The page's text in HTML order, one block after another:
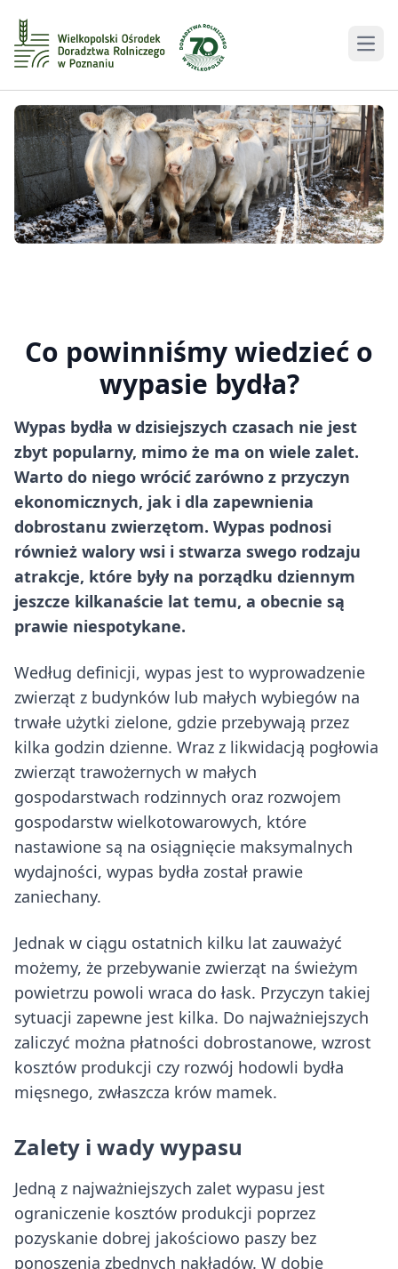
Co powinniśmy wiedzieć o
wypasie bydła?
Wypas bydła w dzisiejszych czasach nie jest
zbyt popularny, mimo że ma on wiele zalet.
Warto do niego wrócić zarówno z przyczyn
ekonomicznych, jak i dla zapewnienia
dobrostanu zwierzętom. Wypas podnosi
również walory wsi i stwarza swego rodzaju
atrakcje, które były na porządku dziennym
jeszcze kilkanaście lat temu, a obecnie są
prawie niespotykane.
Według definicji, wypas jest to wyprowadzenie
zwierząt z budynków lub małych wybiegów na
trwałe użytki zielone, gdzie przebywają przez
kilka godzin dzienne. Wraz z likwidacją pogłowia
zwierząt trawożernych w małych
gospodarstwach rodzinnych oraz rozwojem
gospodarstw wielkotowarowych, które
nastawione są na osiągnięcie maksymalnych
wydajności, wypas bydła został prawie
zaniechany.
Jednak w ciągu ostatnich kilku lat zauważyć
możemy, że przebywanie zwierząt na świeżym
powietrzu powoli wraca do łask. Przyczyn takiej
sytuacji zapewne jest kilka. Do najważniejszych
zaliczyć można płatności dobrostanowe, wzrost
kosztów produkcji czy rozwój hodowli bydła
mięsnego, zwłaszcza krów mamek.
Zalety i wady wypasu
Jedną z najważniejszych zalet wypasu jest
ograniczenie kosztów produkcji poprzez
pozyskanie dobrej jakościowo paszy bez
ponoszenia zbędnych nakładów. W dobie